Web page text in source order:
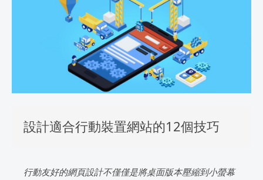
設計適合行動裝置網站的12個技巧
行動友好的網頁設計不僅僅是將桌面版本壓縮到小螢幕